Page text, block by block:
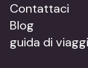
Contattaci
Blog
guida di